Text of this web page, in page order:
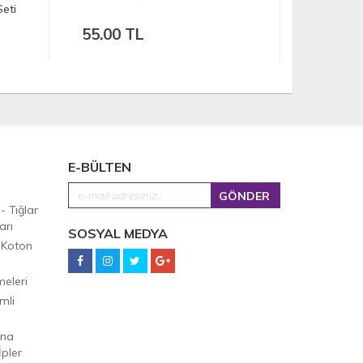
30.00 TL
Tığlar
E-BÜLTEN
SOSYAL MEDYA